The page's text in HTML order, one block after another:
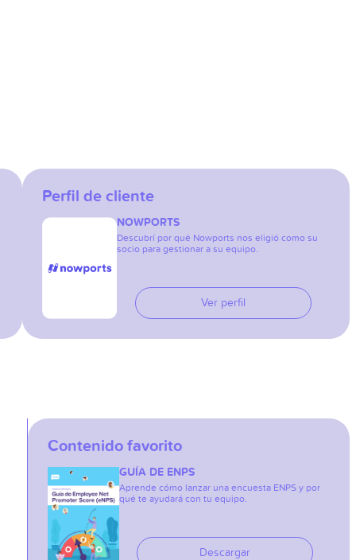
Perfil de cliente
NOWPORTS
Descubrí por qué Nowports nos eligió como su
socio para gestionar a su equipo.
Ver perfil
Contenido favorito
GUÍA DE ENPS
Aprende cómo lanzar una encuesta ENPS y por
qué te ayudará con tu equipo.
Descargar